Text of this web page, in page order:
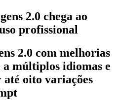
2.0 chega ao
profissional
2.0 com melhorias
múltiplos idiomas e
até oito variações